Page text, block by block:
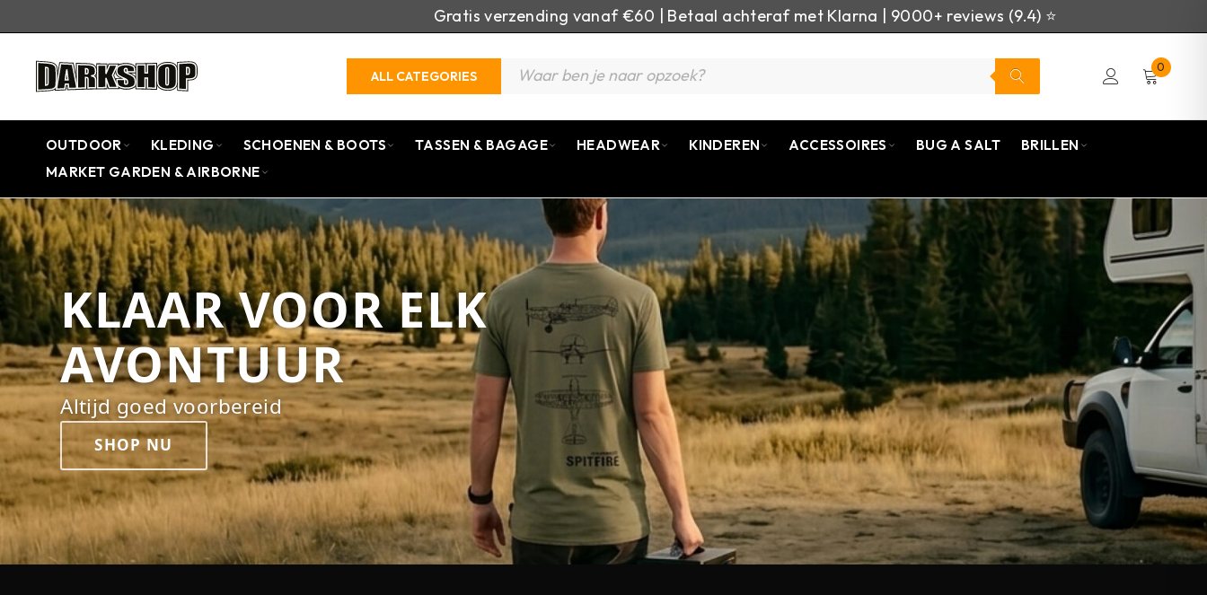
Gratis verzending vanaf €60 | Betaal achteraf met Klarna | 9000+ reviews (9.4) ⭐
ALL CATEGORIES
0
OUTDOOR KLEDING SCHOENEN & BOOTS TASSEN & BAGAGE HEADWEAR KINDEREN ACCESSOIRES BUG A SALT
BRILLEN
MARKET GARDEN & AIRBORNE
KLAAR VOOR ELK
AVONTUUR
Altijd goed voorbereid
SHOP NU